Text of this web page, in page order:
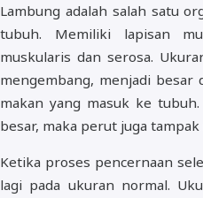
Lambung adalah salah satu
tubuh. Memiliki lapisan
muskularis dan serosa.
mengembang, menjadi besar
makan yang masuk ke
besar, maka perut juga
Ketika proses pencernaan
lagi pada ukuran normal.